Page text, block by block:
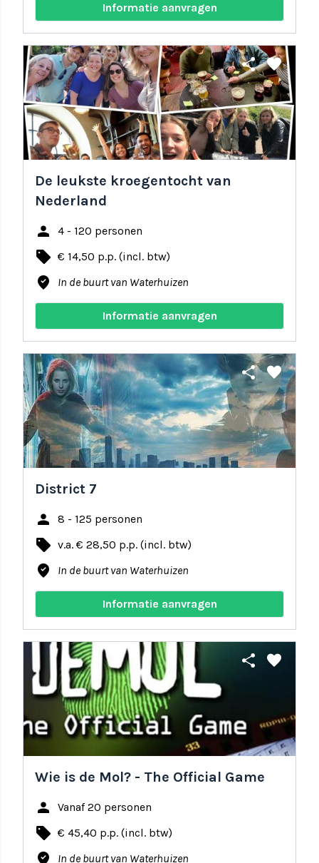
Informatie aanvragen
share favorite
De leukste kroegentocht van
Nederland
person 4 - 120 personen
local_offer € 14,50 p.p. (incl. btw)
where_to_vote In de buurt van Waterhuizen
Informatie aanvragen
share favorite
District 7
person 8 - 125 personen
local_offer v.a. € 28,50 p.p. (incl. btw)
where_to_vote In de buurt van Waterhuizen
Informatie aanvragen
share favorite
Wie is de Mol? - The Official Game
person Vanaf 20 personen
local_offer € 45,40 p.p. (incl. btw)
where_to_vote In de buurt van Waterhuizen